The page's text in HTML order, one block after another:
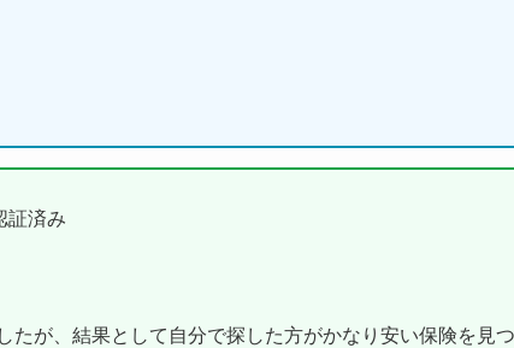
証済み
たが、結果として自分で探した方がかなり安い保険を見